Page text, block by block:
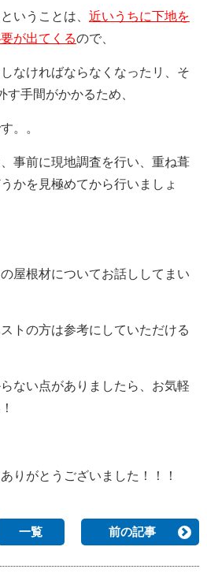
いうことは、 近いうちに下地を
が出てくるので、
なければならなくなったリ、そ
手間がかかるため、
。。
事前に現地調査を行い、重ね葺
かを見極めてから行いましょ
屋根材についてお話ししてまい
トの方は参考にしていただける
ない点がありましたら、お気軽
りがとうございました！！！
一覧 前の記事